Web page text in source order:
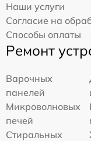
Наши услуги
Согласие на
Способы оплаты
Ремонт
Варочных
панелей
Микроволновых
печей
Стиральных